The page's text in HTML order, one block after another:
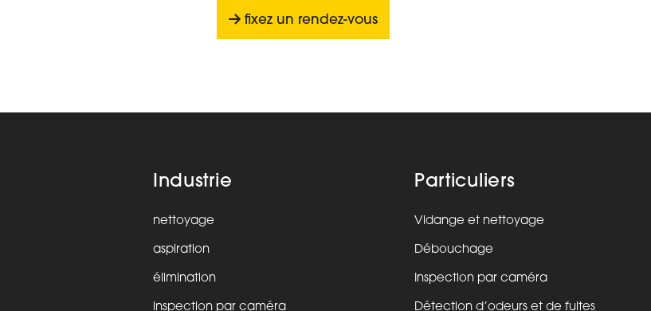
fixez un rendez-vous
Industrie
nettoyage
aspiration
élimination
inspection par caméra
Particuliers
Vidange et nettoyage
Débouchage
Inspection par caméra
Détection d’odeurs et de fuites